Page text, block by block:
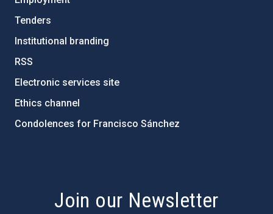
Tenders
Institutional branding
RSS
Electronic services site
Ethics channel
Condolences for Francisco Sánchez
Join our Newsletter